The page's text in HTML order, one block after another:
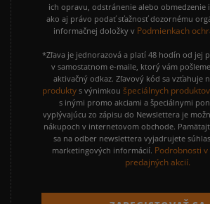
ich opravu, odstránenie alebo obmedzenie
ako aj právo podať sťažnosť dozornému
informačnej doložky v Podmienkach
*Zľava je jednorazová a platí 48 hodín od jej
v samostatnom e-maile, ktorý vám
aktivačný odkaz. Zľavový kód sa vzťahuje
produkty s výnimkou špeciálnych produktov
s inými promo akciami a špeciálnymi
vyplývajúcu zo zápisu do Newslettera je
nákupoch v internetovom obchode.
sa na odber newslettera vyjadrujete
marketingových informácií. Podrobnosti
predajných akcií.